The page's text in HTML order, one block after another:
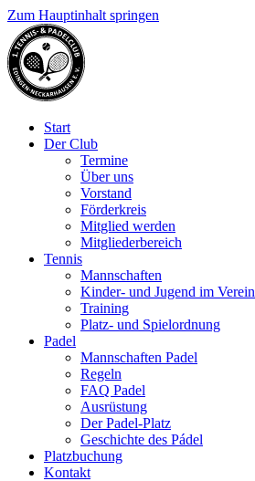
Zum Hauptinhalt springen
Start
Der Club
Termine
Über uns
Vorstand
Förderkreis
Mitglied werden
Mitgliederbereich
Tennis
Mannschaften
Kinder- und Jugend im Verein
Training
Platz- und Spielordnung
Padel
Mannschaften Padel
Regeln
FAQ Padel
Ausrüstung
Der Padel-Platz
Geschichte des Pádel
Platzbuchung
Kontakt